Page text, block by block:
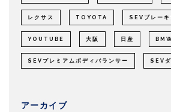
レクサス TOYOTA SEVブレー
YOUTUBE 大阪 日産
SEVプレミアムボディバランサー SEV
アーカイブ